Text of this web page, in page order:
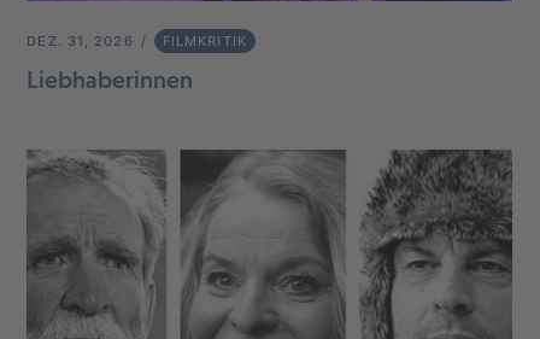
DEZ. 31, 2026 FILMKRITIK
Liebhaberinnen